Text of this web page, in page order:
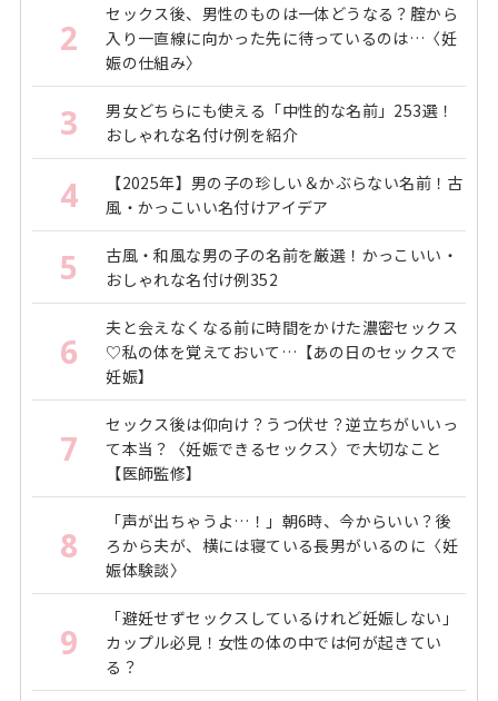
2
セックス後、男性のものは一体どうなる？腟から
入り一直線に向かった先に待っているのは…〈妊
娠の仕組み〉
3
男女どちらにも使える「中性的な名前」253選！
おしゃれな名付け例を紹介
4
【2025年】男の子の珍しい＆かぶらない名前！古
風・かっこいい名付けアイデア
5
古風・和風な男の子の名前を厳選！かっこいい・
おしゃれな名付け例352
6
夫と会えなくなる前に時間をかけた濃密セックス
♡私の体を覚えておいて…【あの日のセックスで
妊娠】
7
セックス後は仰向け？うつ伏せ？逆立ちがいいっ
て本当？〈妊娠できるセックス〉で大切なこと
【医師監修】
8
「声が出ちゃうよ…！」朝6時、今からいい？後
ろから夫が、横には寝ている長男がいるのに〈妊
娠体験談〉
9
「避妊せずセックスしているけれど妊娠しない」
カップル必見！女性の体の中では何が起きてい
る？